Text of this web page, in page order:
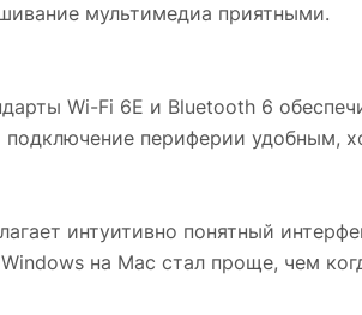
мультимедиа приятными.
Wi-Fi 6E и Bluetooth 6
периферии удобным,
интуитивно понятный
на Mac стал проще, чем